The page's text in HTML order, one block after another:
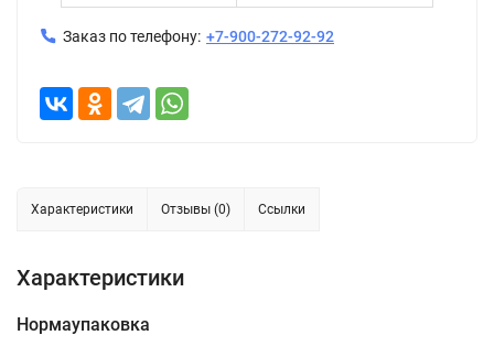
Заказ по телефону: +7-900-272-92-92
Характеристики Отзывы (0) Ссылки
Характеристики
Нормаупаковка